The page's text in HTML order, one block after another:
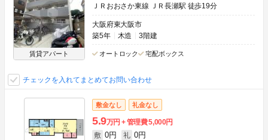
賃貸アパート
ＪＲおおさか東線 ＪＲ長瀬駅 徒歩19分
大阪府東大阪市
築5年
木造 3階建
オートロック 宅配ボックス
チェックを入れてまとめてお問い合わせ
敷金なし 礼金なし
5.9万円 管理費5,000円
敷 0円 礼 0円